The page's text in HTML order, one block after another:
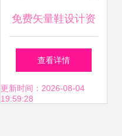
免费矢量鞋设计资
源 开启创意与商业
的无限可能
查看详情
更新时间：2026-08-04
19:59:28